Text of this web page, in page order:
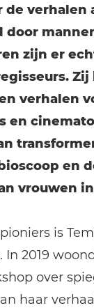
de verhalen
zijn er
Zij
verhalen
en
en
vrouwen
is
2019
over
haar